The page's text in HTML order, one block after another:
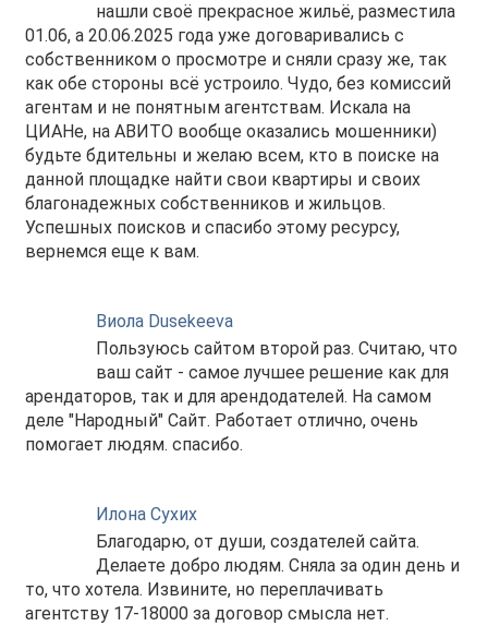
нашли своё прекрасное жильё, разместила
01.06, а 20.06.2025 года уже договаривались с
собственником о просмотре и сняли сразу же, так
как обе стороны всё устроило. Чудо, без комиссий
агентам и не понятным агентствам. Искала на
ЦИАНе, на АВИТО вообще оказались мошенники)
будьте бдительны и желаю всем, кто в поиске на
данной площадке найти свои квартиры и своих
благонадежных собственников и жильцов.
Успешных поисков и спасибо этому ресурсу,
вернемся еще к вам.
Виола Dusekeeva
Пользуюсь сайтом второй раз. Считаю, что
ваш сайт - самое лучшее решение как для
арендаторов, так и для арендодателей. На самом
деле "Народный" Сайт. Работает отлично, очень
помогает людям. спасибо.
Илона Сухих
Благодарю, от души, создателей сайта.
Делаете добро людям. Сняла за один день и
то, что хотела. Извините, но переплачивать
агентству 17-18000 за договор смысла нет.